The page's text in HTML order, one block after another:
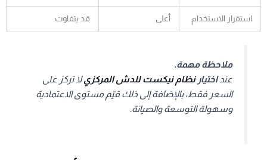
استقرار الاستخدام أعلى قد يتفاوت
ملاحظة مهمة.
عنداختيارنظام نيكست للدش المركزيلا تركز على
السعر فقط، بالإضافة إلى ذلك قيّم مستوى الاعتمادية
وسهولة التوسعة والصيانة.